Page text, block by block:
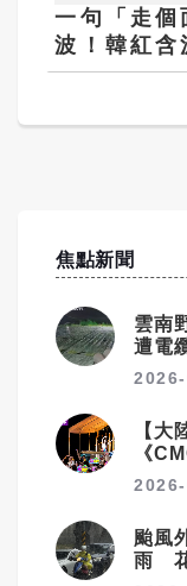
一句「走個
波！韓紅含
益 基金會
焦點新聞
雲南
遭電
【大
《
颱風
雨 花